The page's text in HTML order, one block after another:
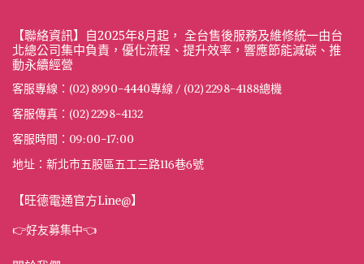
【聯絡資訊】自2025年8月起， 全台售後服務及維修統一由台
北總公司集中負責，優化流程、提升效率，響應節能減碳、推
動永續經營
客服專線：(02) 8990-4440專線 / (02) 2298-4188總機
客服傳真：(02) 2298-4132
客服時間：09:00-17:00
地址：新北市五股區五工三路116巷6號
【旺德電通官方Line@】
👉好友募集中👈